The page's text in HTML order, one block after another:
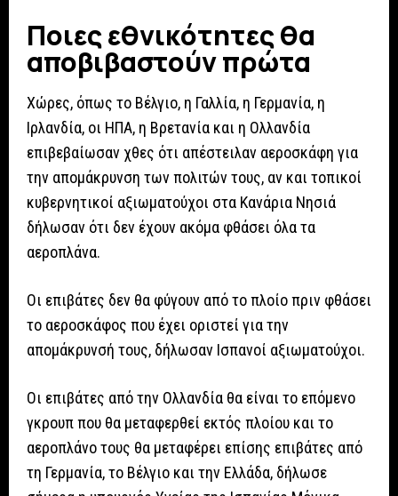
Ποιες εθνικότητες θα
αποβιβαστούν πρώτα
Χώρες, όπως το Βέλγιο, η Γαλλία, η Γερμανία, η
Ιρλανδία, οι ΗΠΑ, η Βρετανία και η Ολλανδία
επιβεβαίωσαν χθες ότι απέστειλαν αεροσκάφη για
την απομάκρυνση των πολιτών τους, αν και τοπικοί
κυβερνητικοί αξιωματούχοι στα Κανάρια Νησιά
δήλωσαν ότι δεν έχουν ακόμα φθάσει όλα τα
αεροπλάνα.
Οι επιβάτες δεν θα φύγουν από το πλοίο πριν φθάσει
το αεροσκάφος που έχει οριστεί για την
απομάκρυνσή τους, δήλωσαν Ισπανοί αξιωματούχοι.
Οι επιβάτες από την Ολλανδία θα είναι το επόμενο
γκρουπ που θα μεταφερθεί εκτός πλοίου και το
αεροπλάνο τους θα μεταφέρει επίσης επιβάτες από
τη Γερμανία, το Βέλγιο και την Ελλάδα, δήλωσε